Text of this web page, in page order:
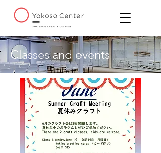
Classes and events